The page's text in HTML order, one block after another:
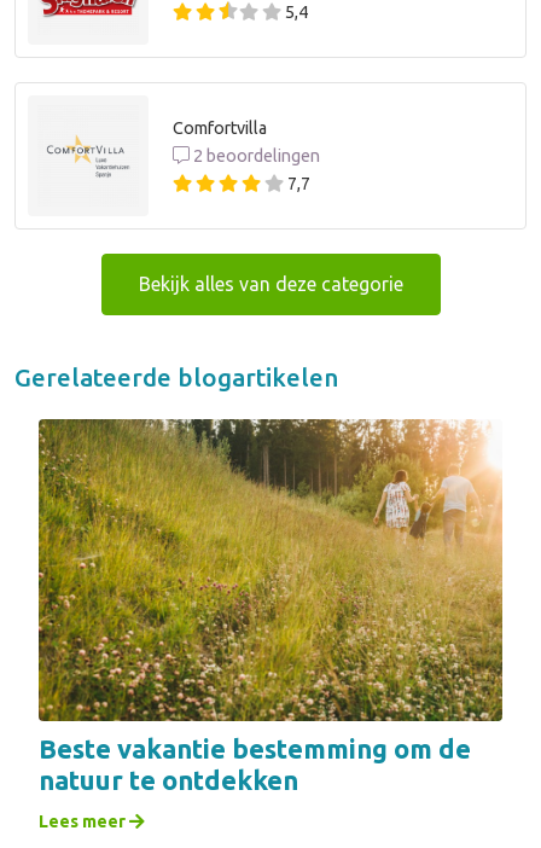
5,4
Comfortvilla
2 beoordelingen
7,7
Bekijk alles van deze categorie
Gerelateerde blogartikelen
Beste vakantie bestemming om de
natuur te ontdekken
Lees meer